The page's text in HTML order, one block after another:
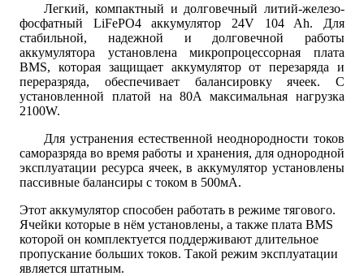
Легкий, компактный и долговечный литий-железо-
фосфатный LiFePO4 аккумулятор 24V 104 Ah. Для
стабильной, надежной и долговечной работы
аккумулятора установлена микропроцессорная плата
BMS, которая защищает аккумулятор от перезаряда и
переразряда, обеспечивает балансировку ячеек. С
установленной платой на 80A максимальная нагрузка
2100W.
Для устранения естественной неоднородности токов
саморазряда во время работы и хранения, для однородной
эксплуатации ресурса ячеек, в аккумулятор установлены
пассивные балансиры с током в 500мА.
Этот аккумулятор способен работать в режиме тягового.
Ячейки которые в нём установлены, а также плата BMS
которой он комплектуется поддерживают длительное
пропускание больших токов. Такой режим эксплуатации
является штатным.